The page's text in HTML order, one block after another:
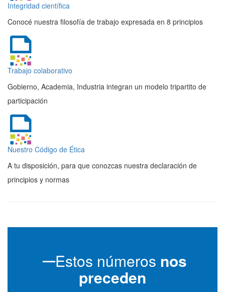
Integridad científica
Conocé nuestra filosofía de trabajo expresada en 8 principios
Trabajo colaborativo
Gobierno, Academia, Industria integran un modelo tripartito de
participación
Nuestro Código de Ética
A tu disposición, para que conozcas nuestra declaración de
principios y normas
Estos números nos
preceden